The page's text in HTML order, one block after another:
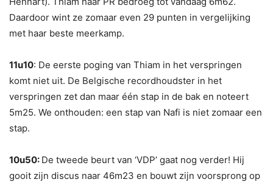
Daardoor wint ze zomaar even 29 punten in vergelijking
met haar beste meerkamp.
11u10: De eerste poging van Thiam in het verspringen
komt niet uit. De Belgische recordhoudster in het
verspringen zet dan maar één stap in de bak en noteert
5m25. We onthouden: een stap van Nafi is niet zomaar een
stap.
10u50: De tweede beurt van ‘VDP’ gaat nog verder! Hij
gooit zijn discus naar 46m23 en bouwt zijn voorsprong op